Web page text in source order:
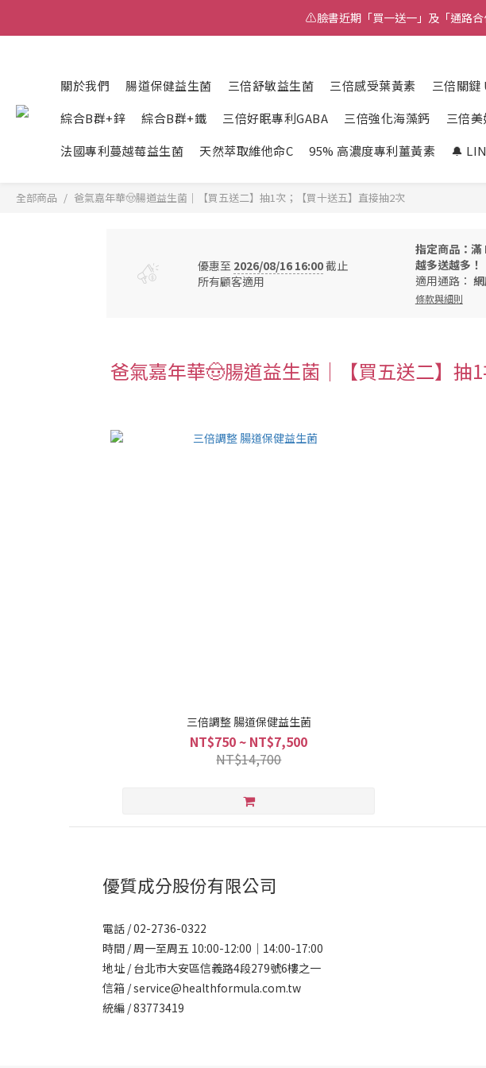
⚠️臉書近期「買一送一」及「通路合
⚠️臉書近期「買一送一」及「通路合
中獎率100%💘買五送二抽１
⚠️臉書近期「買一送一」及「通路
關於我們 腸道保健益生菌 三倍舒敏益生菌 三倍感受葉黃素 三倍關鍵
綜合B群+鋅
綜合B群+鐵 三倍好眠專利GABA 三倍強化海藻鈣 三倍
法國專利蔓越莓益生菌
天然萃取維他命C 95% 高濃度專利薑黃素 🔔
全部商品 爸氣嘉年華🤠腸道益生菌｜【買五送二】抽1次；【買十送五】直接抽2次
優惠至 2026/08/16 16:00截止
所有顧客適用
指定商品：
越多送越多！
適用通路：
條款與細則
爸氣嘉年華🤠腸道益生菌｜【買五送二】抽
三倍調整 腸道保健益生菌
NT$750 ~ NT$7,500
NT$14,700
優質成分股份有限公司
電話 / 02-2736-0322
時間 / 周一至周五 10:00-12:00｜14:00-17:00
地址 / 台北市大安區信義路4段279號6樓之一
信箱 / service@healthformula.com.tw
統編 / 83773419